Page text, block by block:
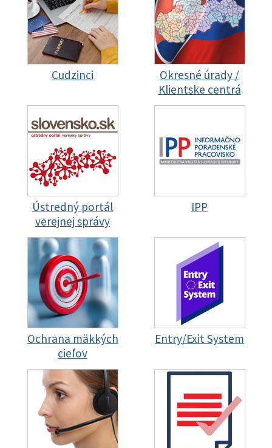
Cudzinci
Okresné úrady /
Klientske centrá
Ústredný portál
verejnej správy
IPP
Ochrana mäkkých
cieľov
Entry/Exit System